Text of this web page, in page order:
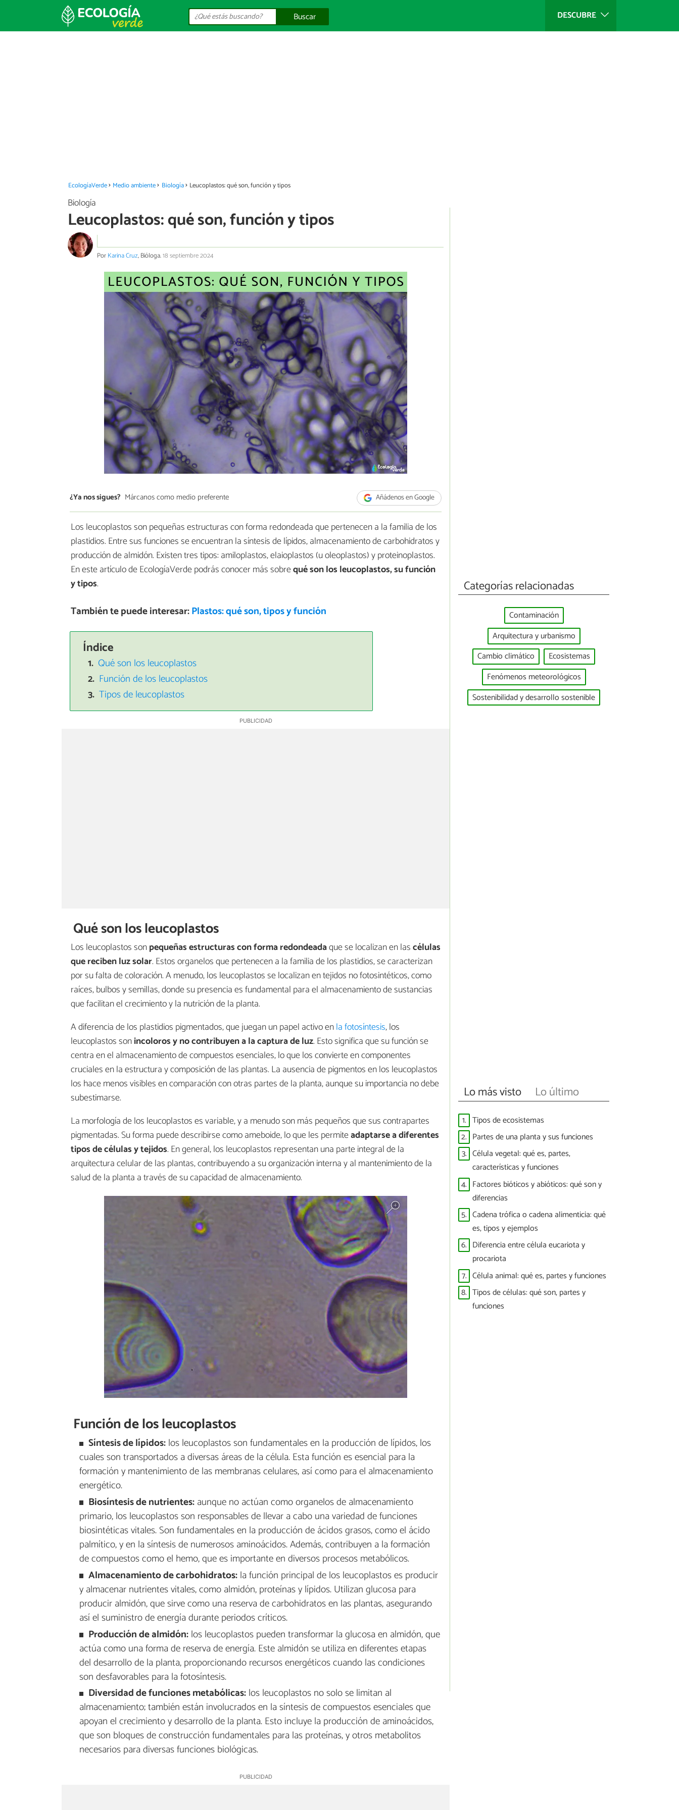
DESCUBRE
Buscar
EcologíaVerde Medio ambiente Biología Leucoplastos: qué son, función y tipos
Biología
Leucoplastos: qué son, función y tipos
PorKarina Cruz, Bióloga.18 septiembre 2024
¿Ya nos sigues? Márcanos como medio preferente Añádenos en Google
Los leucoplastos son pequeñas estructuras con forma redondeada que pertenecen a la familia de los
plastidios. Entre sus funciones se encuentran la síntesis de lípidos, almacenamiento de carbohidratos y
producción de almidón. Existen tres tipos: amiloplastos, elaioplastos (u oleoplastos) y proteinoplastos.
En este artículo de EcologíaVerde podrás conocer más sobrequé son los leucoplastos, su función
y tipos.
También te puede interesar:Plastos: qué son, tipos y función
Índice
Qué son los leucoplastos
Función de los leucoplastos
Tipos de leucoplastos
Qué son los leucoplastos
Los leucoplastos sonpequeñas estructuras con forma redondeadaque se localizan en lascélulas
que reciben luzsolar. Estos organelos que pertenecen a la familia de los plastidios, se caracterizan
por su falta de coloración. A menudo, los leucoplastos se localizan en tejidos no fotosintéticos, como
raíces, bulbos y semillas, donde su presencia es fundamental para el almacenamiento de sustancias
que facilitan el crecimiento y la nutrición de la planta.
A diferencia de los plastidios pigmentados, que juegan un papel activo enla fotosíntesis, los
leucoplastos sonincoloros y no contribuyen a la captura de luz. Esto significa que su función se
centra en el almacenamiento de compuestos esenciales, lo que los convierte en componentes
cruciales en la estructura y composición de las plantas. La ausencia de pigmentos en los leucoplastos
los hace menos visibles en comparación con otras partes de la planta, aunque su importancia no debe
subestimarse.
La morfología de los leucoplastos es variable, y a menudo son más pequeños que sus contrapartes
pigmentadas. Su forma puede describirse como ameboide, lo que les permiteadaptarse a diferentes
tipos de células y tejidos. En general, los leucoplastos representan una parte integral de la
arquitectura celular de las plantas, contribuyendo a su organización interna y al mantenimiento de la
salud de la planta a través de su capacidad de almacenamiento.
Función de los leucoplastos
Síntesis de lípidos:los leucoplastos son fundamentales en la producción de lípidos, los
cuales son transportados a diversas áreas de la célula. Esta función es esencial para la
formación y mantenimiento de las membranas celulares, así como para el almacenamiento
energético.
Biosíntesis de nutrientes:aunque no actúan como organelos de almacenamiento
primario, los leucoplastos son responsables de llevar a cabo una variedad de funciones
biosintéticas vitales. Son fundamentales en la producción de ácidos grasos, como el ácido
palmítico, y en la síntesis de numerosos aminoácidos. Además, contribuyen a la formación
de compuestos como el hemo, que es importante en diversos procesos metabólicos.
Almacenamiento de carbohidratos:la función principal de los leucoplastos es producir
y almacenar nutrientes vitales, como almidón, proteínas y lípidos. Utilizan glucosa para
producir almidón, que sirve como una reserva de carbohidratos en las plantas, asegurando
así el suministro de energía durante periodos críticos.
Producción de almidón:los leucoplastos pueden transformar la glucosa en almidón, que
actúa como una forma de reserva de energía. Este almidón se utiliza en diferentes etapas
del desarrollo de la planta, proporcionando recursos energéticos cuando las condiciones
son desfavorables para la fotosíntesis.
Diversidad de funciones metabólicas:los leucoplastos no solo se limitan al
almacenamiento; también están involucrados en la síntesis de compuestos esenciales que
apoyan el crecimiento y desarrollo de la planta. Esto incluye la producción de aminoácidos,
que son bloques de construcción fundamentales para las proteínas, y otros metabolitos
necesarios para diversas funciones biológicas.
Categorías relacionadas
Contaminación
Arquitectura y urbanismo
Cambio climático
Ecosistemas
Fenómenos meteorológicos
Sostenibilidad y desarrollo sostenible
Lo más visto Lo último
1. Tipos de ecosistemas
2. Partes de una planta y sus funciones
3. Célula vegetal: qué es, partes,
características y funciones
4. Factores bióticos y abióticos: qué son y
diferencias
5. Cadena trófica o cadena alimenticia: qué
es, tipos y ejemplos
6. Diferencia entre célula eucariota y
procariota
7. Célula animal: qué es, partes y funciones
8. Tipos de células: qué son, partes y
funciones